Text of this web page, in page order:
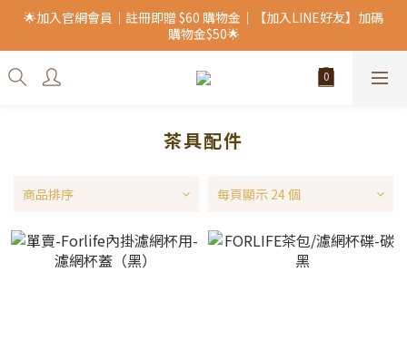
🌟加入官網會員｜註冊即贈 $60 購物金｜【加入LINE好友】加碼
購物金$50🌟
茶具配件
商品排序 每頁顯示 24 個